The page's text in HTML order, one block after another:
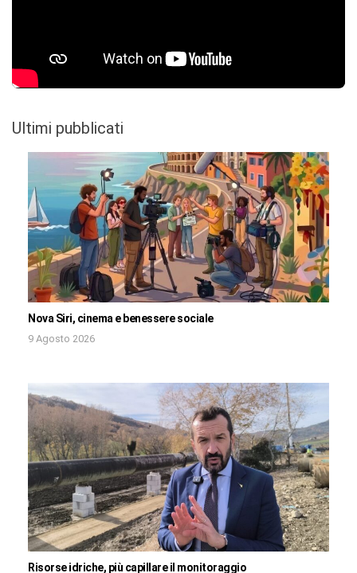
Ultimi pubblicati
Nova Siri, cinema e benessere sociale
9 Agosto 2026
Risorse idriche, più capillare il monitoraggio